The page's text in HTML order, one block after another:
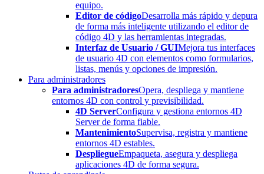
equipo.
Editor de códigoDesarrolla más rápido y depura
de forma más inteligente utilizando el editor de
código 4D y las herramientas integradas.
Interfaz de Usuario / GUIMejora tus interfaces
de usuario 4D con elementos como formularios,
listas, menús y opciones de impresión.
Para administradores
Para administradoresOpera, despliega y mantiene
entornos 4D con control y previsibilidad.
4D ServerConfigura y gestiona entornos 4D
Server de forma fiable.
MantenimientoSupervisa, registra y mantiene
entornos 4D estables.
DespliegueEmpaqueta, asegura y despliega
aplicaciones 4D de forma segura.